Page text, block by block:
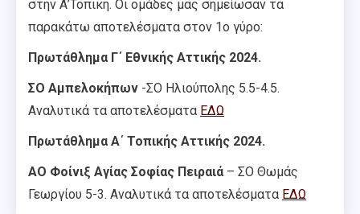
στην Α’Τοπική. Οι ομάδες μας σημείωσαν τα
παρακάτω αποτελέσματα στον 1ο γύρο:
Πρωτάθλημα Γ΄ Εθνικής Αττικής 2024.
ΣΟ Αμπελοκήπων -ΣΟ Ηλιούπολης 5.5-4.5.
Αναλυτικά τα αποτελέσματα ΕΔΩ
Πρωτάθλημα Α΄ Τοπικής Αττικής 2024.
ΑΟ Φοίνιξ Αγίας Σοφίας Πειραιά – ΣΟ Θωμάς
Γεωργίου 5-3. Αναλυτικά τα αποτελέσματα ΕΔΩ